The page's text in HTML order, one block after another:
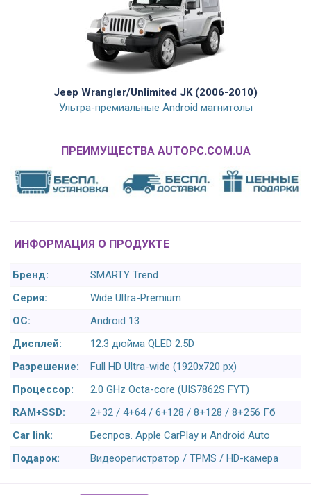
Jeep Wrangler/Unlimited JK (2006-2010)
Ультра-премиальные Android магнитолы
ПРЕИМУЩЕСТВА AUTOPC.COM.UA
ИНФОРМАЦИЯ О ПРОДУКТЕ
Бренд:
SMARTY Trend
Серия:
Wide Ultra-Premium
ОС:
Android 13
Дисплей:
12.3 дюйма QLED 2.5D
Разрешение:
Full HD Ultra-wide (1920x720 px)
Процессор:
2.0 GHz Octa-core (UIS7862S FYT)
RAM+SSD:
2+32 / 4+64 / 6+128 / 8+128 / 8+256 Гб
Car link:
Беспров. Apple CarPlay и Android Auto
Подарок:
Видеорегистратор / TPMS / HD-камера